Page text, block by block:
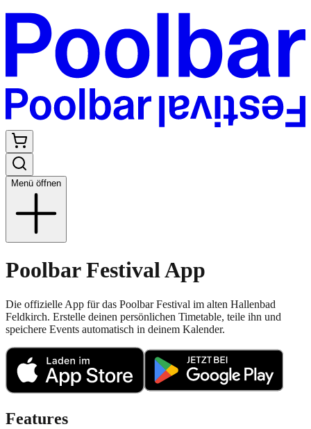
Menü öffnen
Poolbar Festival App
Die offizielle App für das Poolbar Festival im alten Hallenbad
Feldkirch. Erstelle deinen persönlichen Timetable, teile ihn und
speichere Events automatisch in deinem Kalender.
Features